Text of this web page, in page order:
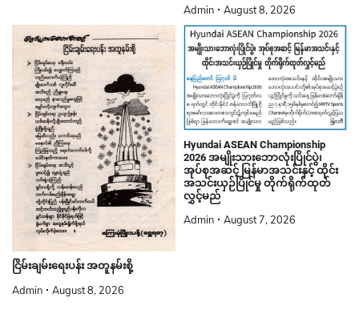
Admin August 8, 2026
ငြိမ်းချမ်းရေးပန်း အတူနမ်းစို့
Admin August 8, 2026
Hyundai ASEAN Championship
2026 အမျိုးသားဘောလုံးပြိုင်ပွဲ၊
အုပ်စုအဆင့် မြန်မာအသင်းနှင့် ထိုင်း
အသင်းယှဉ်ပြိုင်မှု တိုက်ရိုက်ထုတ်
လွှင့်မည်
Admin August 7, 2026